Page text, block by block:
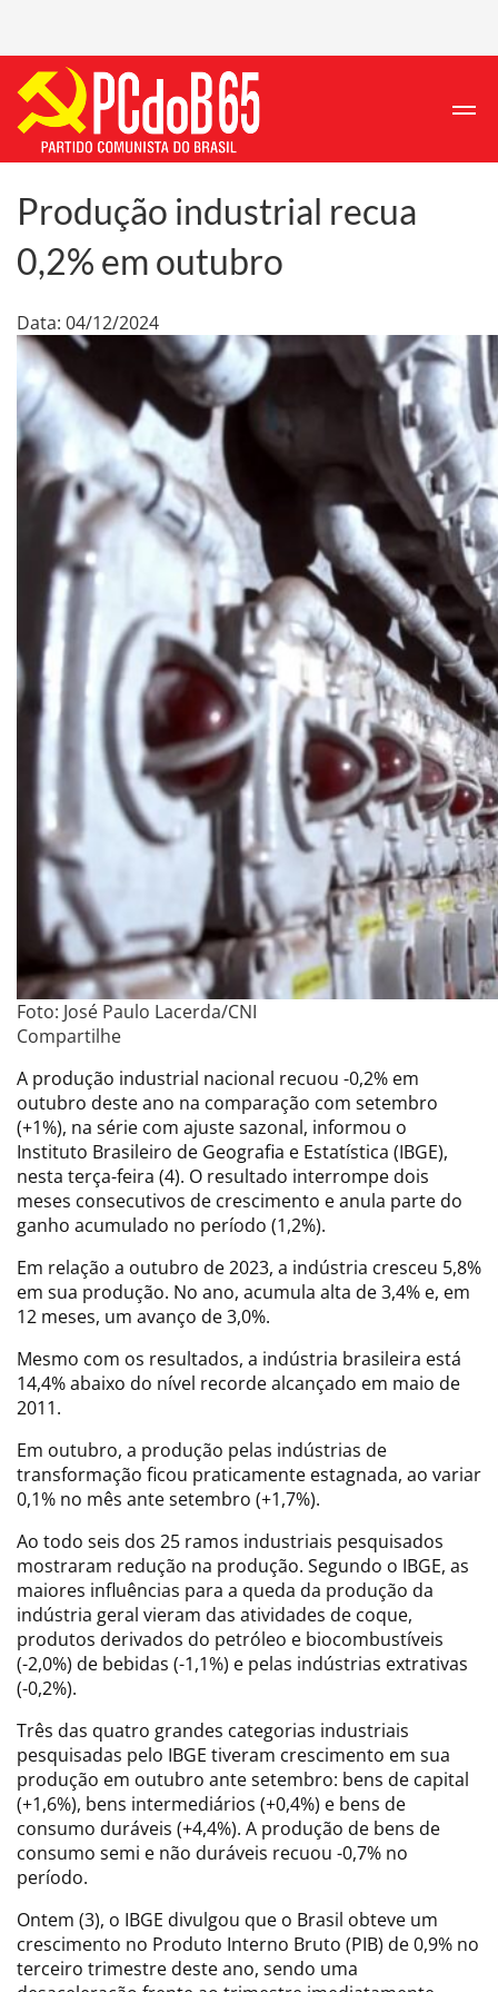
Produção industrial recua
0,2% em outubro
Data: 04/12/2024
Foto: José Paulo Lacerda/CNI
Compartilhe
A produção industrial nacional recuou -0,2% em
outubro deste ano na comparação com setembro
(+1%), na série com ajuste sazonal, informou o
Instituto Brasileiro de Geografia e Estatística (IBGE),
nesta terça-feira (4). O resultado interrompe dois
meses consecutivos de crescimento e anula parte do
ganho acumulado no período (1,2%).
Em relação a outubro de 2023, a indústria cresceu 5,8%
em sua produção. No ano, acumula alta de 3,4% e, em
12 meses, um avanço de 3,0%.
Mesmo com os resultados, a indústria brasileira está
14,4% abaixo do nível recorde alcançado em maio de
2011.
Em outubro, a produção pelas indústrias de
transformação ficou praticamente estagnada, ao variar
0,1% no mês ante setembro (+1,7%).
Ao todo seis dos 25 ramos industriais pesquisados
mostraram redução na produção. Segundo o IBGE, as
maiores influências para a queda da produção da
indústria geral vieram das atividades de coque,
produtos derivados do petróleo e biocombustíveis
(-2,0%) de bebidas (-1,1%) e pelas indústrias extrativas
(-0,2%).
Três das quatro grandes categorias industriais
pesquisadas pelo IBGE tiveram crescimento em sua
produção em outubro ante setembro: bens de capital
(+1,6%), bens intermediários (+0,4%) e bens de
consumo duráveis (+4,4%). A produção de bens de
consumo semi e não duráveis recuou -0,7% no
período.
Ontem (3), o IBGE divulgou que o Brasil obteve um
crescimento no Produto Interno Bruto (PIB) de 0,9% no
terceiro trimestre deste ano, sendo uma